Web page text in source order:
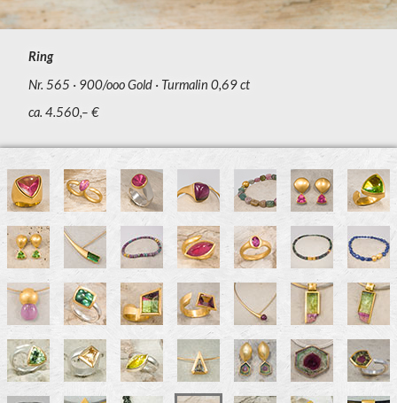
Ring
Nr. 565
900/ooo Gold
Turmalin 0,69 ct
ca. 4.560,– €